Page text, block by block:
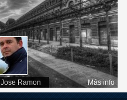
Jose Ramon Más info